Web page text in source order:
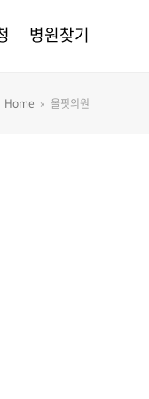
병원찾기
Home » 올핏의원